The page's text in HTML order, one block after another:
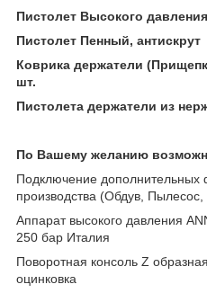
Пистолет Высокого
Пистолет Пенный, антискрут
Коврика держатели
шт.
Пистолета держатели из
По Вашему желанию
Подключение дополнительных
производства (Обдув, Пылесос,
Аппарат высокого давления
250 бар Италия
Поворотная консоль Z
оцинковка